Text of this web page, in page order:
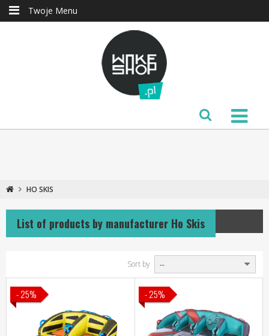
Twoje Menu
HO SKIS
List of products by manufacturer Ho Skis
Sort by
- 25% - 25%